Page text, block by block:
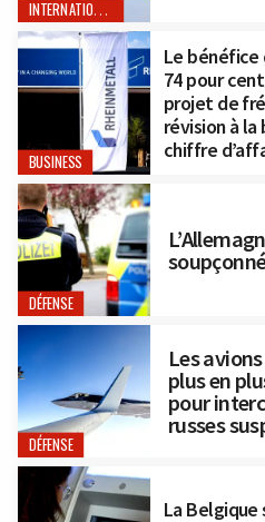
INTERNATIONAL
BUSINESS
Le
74 pour
projet de
révision à la
chiffre
DÉFENSE
DÉFENSE
Les
plus en
pour
russes
La